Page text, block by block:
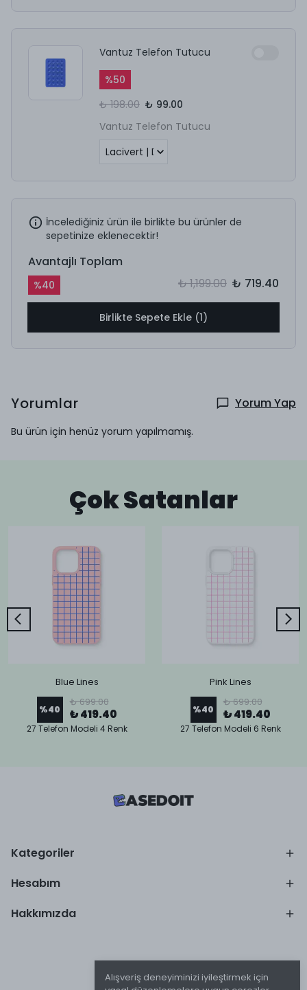
Alışveriş deneyiminizi iyileştirmek için
Vantuz Telefon Tutucu
%50
₺ 198.00 ₺ 99.00
Vantuz Telefon Tutucu
İncelediğiniz ürün ile birlikte bu ürünler de
sepetinize eklenecektir!
Avantajlı Toplam
%40 ₺ 1,199.00 ₺ 719.40
Birlikte Sepete Ekle (1)
Yorumlar Yorum Yap
Bu ürün için henüz yorum yapılmamış.
Çok Satanlar
Blue Lines
%40
₺ 699.00
₺ 419.40
27 Telefon Modeli 4 Renk
Pink Lines
%40
₺ 699.00
₺ 419.40
27 Telefon Modeli 6 Renk
Kategoriler
Hesabım
Hakkımızda